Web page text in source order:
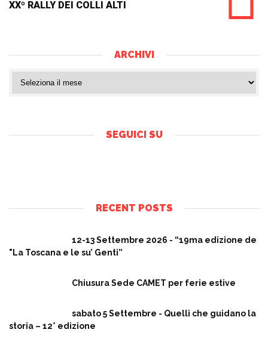
XXº RALLY DEI COLLI ALTI
ARCHIVI
SEGUICI SU
RECENT POSTS
12-13 Settembre 2026 - “19ma edizione de
"La Toscana e le su’ Genti”
Chiusura Sede CAMET per ferie estive
sabato 5 Settembre - Quelli che guidano la
storia – 12° edizione